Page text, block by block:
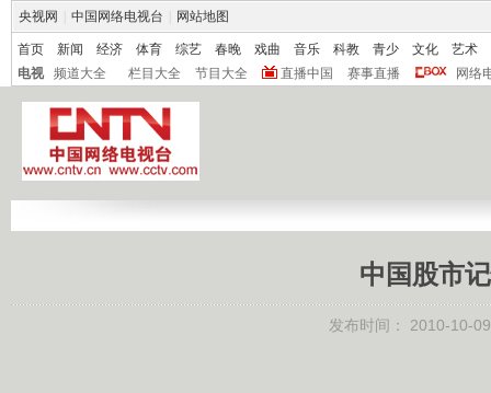
央视网 中国网络电视台 网站地图
首页 新闻 经济 体育 综艺 春晚 戏曲 音乐 科教 青少 文化
艺术
电视
频道大全 栏目大全 节目大全 直播中国 赛事直播 网络
中国股市
发布时间： 2010-10-